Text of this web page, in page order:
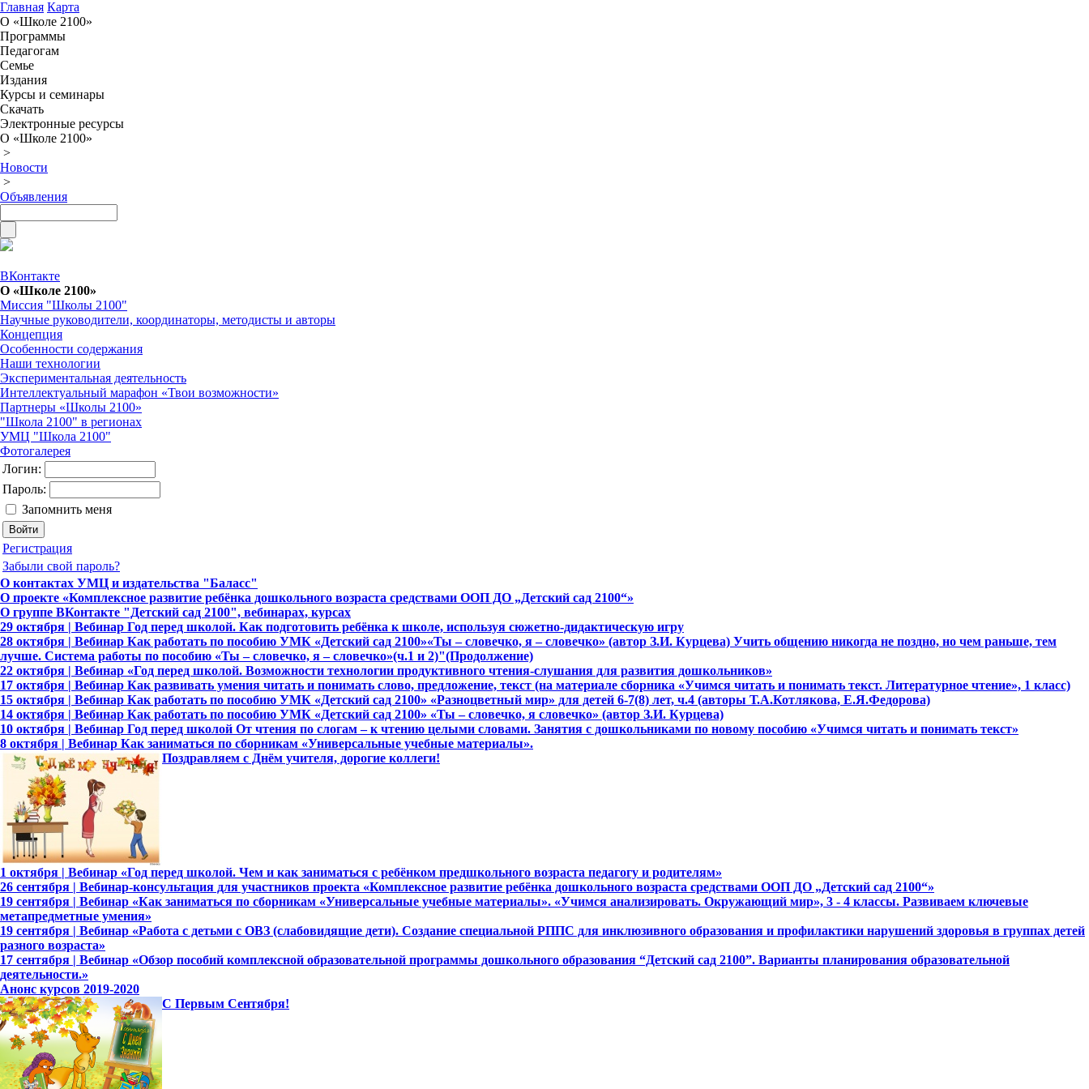
Главная Карта
О «Школе 2100»
Программы
Педагогам
Семье
Издания
Курсы и семинары
Скачать
Электронные ресурсы
О «Школе 2100»
>
Новости
>
Объявления
ВКонтакте
О «Школе 2100»
Миссия "Школы 2100"
Научные руководители, координаторы, методисты и авторы
Концепция
Особенности содержания
Наши технологии
Экспериментальная деятельность
Интеллектуальный марафон «Твои возможности»
Партнеры «Школы 2100»
"Школа 2100" в регионах
УМЦ "Школа 2100"
Фотогалерея
Логин:
Пароль:
Запомнить меня
Регистрация
Забыли свой пароль?
О контактах УМЦ и издательства "Баласс"
О проекте «Комплексное развитие ребёнка дошкольного возраста средствами ООП ДО „Детский сад 2100“»
О группе ВКонтакте "Детский сад 2100", вебинарах, курсах
29 октября | Вебинар Год перед школой. Как подготовить ребёнка к школе, используя сюжетно-дидактическую игру
28 октября | Вебинар Как работать по пособию УМК «Детский сад 2100»«Ты – словечко, я – словечко» (автор З.И. Курцева) Учить общению никогда не поздно, но чем раньше, тем
лучше. Система работы по пособию «Ты – словечко, я – словечко»(ч.1 и 2)"(Продолжение)
22 октября | Вебинар «Год перед школой. Возможности технологии продуктивного чтения-слушания для развития дошкольников»
17 октября | Вебинар Как развивать умения читать и понимать слово, предложение, текст (на материале сборника «Учимся читать и понимать текст. Литературное чтение», 1 класс)
15 октября | Вебинар Как работать по пособию УМК «Детский сад 2100» «Разноцветный мир» для детей 6-7(8) лет, ч.4 (авторы Т.А.Котлякова, Е.Я.Федорова)
14 октября | Вебинар Как работать по пособию УМК «Детский сад 2100» «Ты – словечко, я словечко» (автор З.И. Курцева)
10 октября | Вебинар Год перед школой От чтения по слогам – к чтению целыми словами. Занятия с дошкольниками по новому пособию «Учимся читать и понимать текст»
8 октября | Вебинар Как заниматься по сборникам «Универсальные учебные материалы».
Поздравляем с Днём учителя, дорогие коллеги!
1 октября | Вебинар «Год перед школой. Чем и как заниматься с ребёнком предшкольного возраста педагогу и родителям»
26 сентября | Вебинар-консультация для участников проекта «Комплексное развитие ребёнка дошкольного возраста средствами ООП ДО „Детский сад 2100“»
19 сентября | Вебинар «Как заниматься по сборникам «Универсальные учебные материалы». «Учимся анализировать. Окружающий мир», 3 - 4 классы. Развиваем ключевые
метапредметные умения»
19 сентября | Вебинар «Работа с детьми с ОВЗ (слабовидящие дети). Создание специальной РППС для инклюзивного образования и профилактики нарушений здоровья в группах детей
разного возраста»
17 сентября | Вебинар «Обзор пособий комплексной образовательной программы дошкольного образования “Детский сад 2100”. Варианты планирования образовательной
деятельности.»
Анонс курсов 2019-2020
С Первым Сентября!